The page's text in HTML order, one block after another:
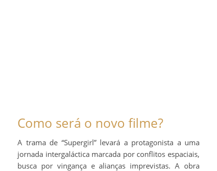
Como será o novo filme?
A trama de “Supergirl” levará a protagonista a uma
jornada intergaláctica marcada por conflitos espaciais,
busca por vingança e alianças imprevistas. A obra